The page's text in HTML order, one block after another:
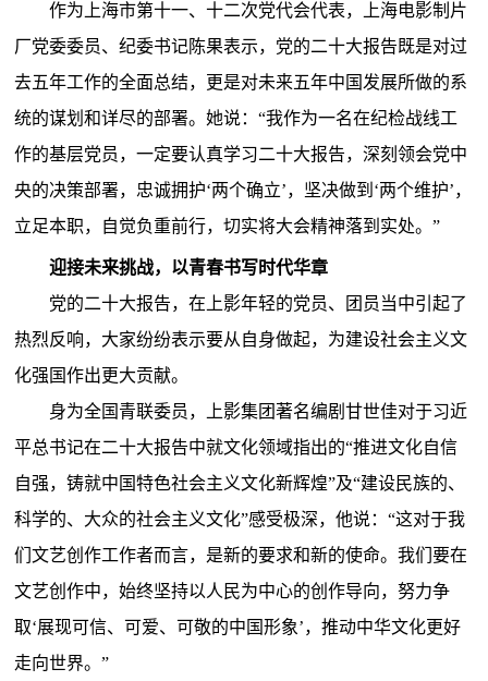
作为上海市第十一、十二次党代会代表，上海电影制片
厂党委委员、纪委书记陈果表示，党的二十大报告既是对过
去五年工作的全面总结，更是对未来五年中国发展所做的系
统的谋划和详尽的部署。她说：“我作为一名在纪检战线工
作的基层党员，一定要认真学习二十大报告，深刻领会党中
央的决策部署，忠诚拥护‘两个确立’，坚决做到‘两个维护’，
立足本职，自觉负重前行，切实将大会精神落到实处。”
迎接未来挑战，以青春书写时代华章
党的二十大报告，在上影年轻的党员、团员当中引起了
热烈反响，大家纷纷表示要从自身做起，为建设社会主义文
化强国作出更大贡献。
身为全国青联委员，上影集团著名编剧甘世佳对于习近
平总书记在二十大报告中就文化领域指出的“推进文化自信
自强，铸就中国特色社会主义文化新辉煌”及“建设民族的、
科学的、大众的社会主义文化”感受极深，他说：“这对于我
们文艺创作工作者而言，是新的要求和新的使命。我们要在
文艺创作中，始终坚持以人民为中心的创作导向，努力争
取‘展现可信、可爱、可敬的中国形象’，推动中华文化更好
走向世界。”